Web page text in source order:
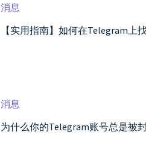
消息
【实用指南】如何在Telegram上
消息
为什么你的Telegram账号总是被